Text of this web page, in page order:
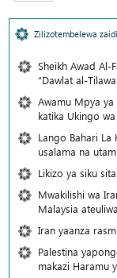
Zilizotembelewa zaidi
Sheikh Awad Al-
“Dawlat al-
Awamu Mpya
katika Ukingo
Lango Bahari
usalama na
Likizo ya siku
Mwakilishi wa
Malaysia ateuliwa
Iran yaanza
Palestina
makazi Haramu